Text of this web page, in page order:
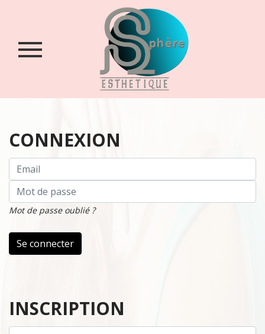
Qui
?
Contact
Login
Inscription
CONNEXION
Mot de passe oublié ?
Se connecter
INSCRIPTION